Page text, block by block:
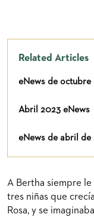
Related Articles
eNews de octubre
Abril 2023 eNews
eNews de abril de
A Bertha siempre le
tres niñas que
Rosa, y se